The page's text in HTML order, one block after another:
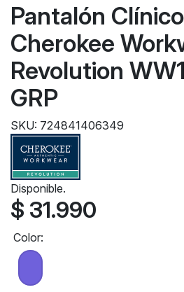
Pantalón
Cherokee
Revolution
GRP
SKU: 724841406349
Disponible.
$ 31.990
Color: